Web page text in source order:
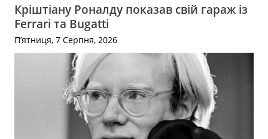
Кріштіану Роналду показав свій гараж із
Ferrari та Bugatti
П’ятниця, 7 Серпня, 2026